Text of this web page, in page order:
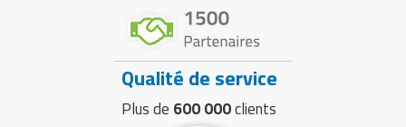
Qualité de service
Plus de 600 000clients